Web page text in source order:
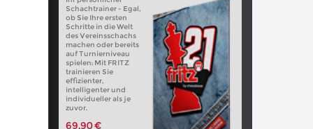
Schachtrainer - Egal,
ob Sie Ihre ersten
Schritte in die Welt
des Vereinsschachs
machen oder bereits
auf Turnierniveau
spielen: Mit FRITZ
trainieren Sie
effizienter,
intelligenter und
individueller als je
zuvor.
69,90 €